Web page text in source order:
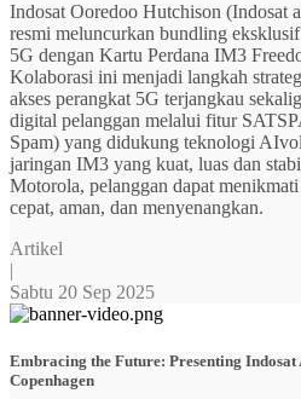
Indosat Ooredoo Hutchison (Indosat
resmi meluncurkan bundling
5G dengan Kartu Perdana IM3
Kolaborasi ini menjadi langkah
akses perangkat 5G terjangkau
digital pelanggan melalui fitur
Spam) yang didukung teknologi
jaringan IM3 yang kuat, luas dan
Motorola, pelanggan dapat
cepat, aman, dan menyenangkan.
Artikel
|
Sabtu 20 Sep 2025
Embracing the Future: Presenting
Copenhagen